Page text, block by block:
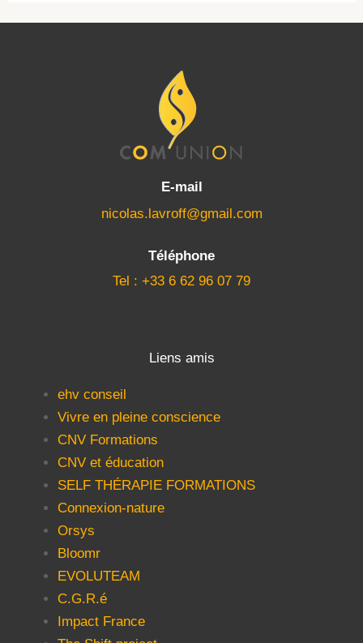
E-mail
nicolas.lavroff@gmail.com
Téléphone
Tel : +33 6 62 96 07 79
Liens amis
ehv conseil
Vivre en pleine conscience
CNV Formations
CNV et éducation
SELF THÉRAPIE FORMATIONS
Connexion-nature
Orsys
Bloomr
EVOLUTEAM
C.G.R.é
Impact France